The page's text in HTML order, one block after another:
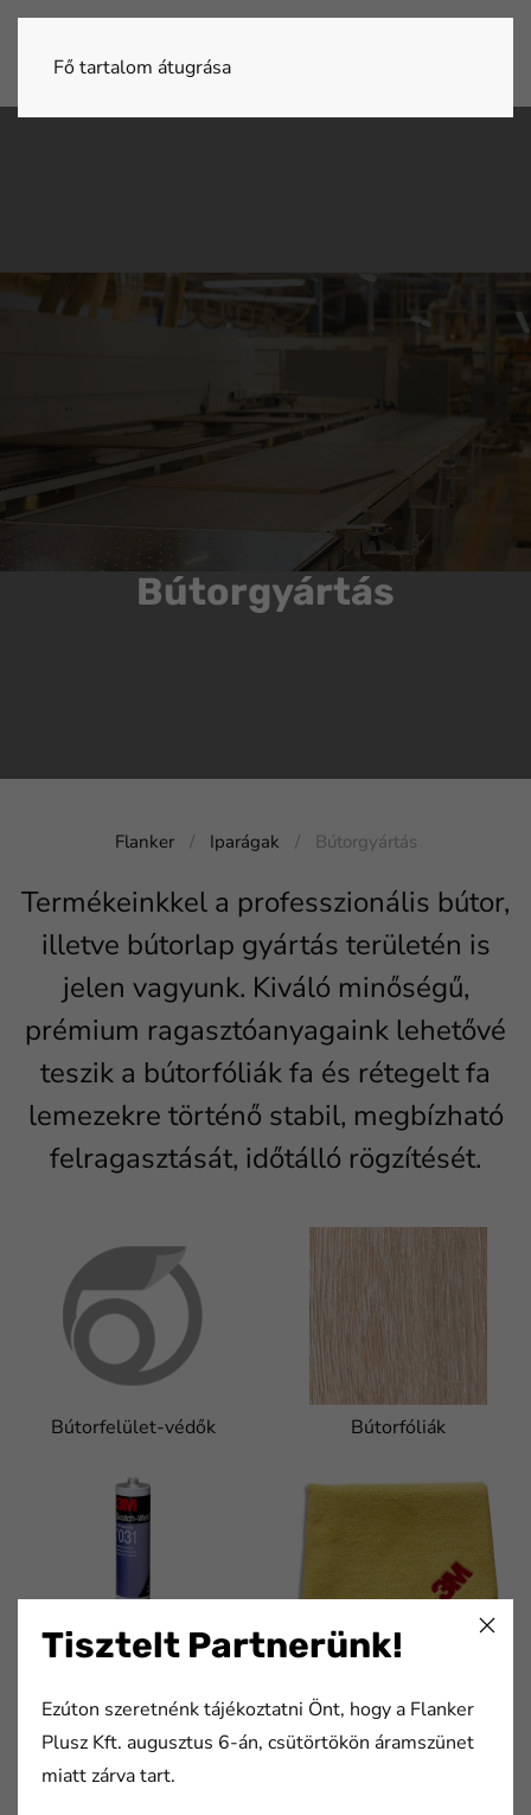
Fő tartalom átugrása
Bútorgyártás
Flanker Iparágak Bútorgyártás
Termékeinkkel a professzionális bútor,
illetve bútorlap gyártás területén is
jelen vagyunk. Kiváló minőségű,
prémium ragasztóanyagaink lehetővé
teszik a bútorfóliák fa és rétegelt fa
lemezekre történő stabil, megbízható
felragasztását, időtálló rögzítését.
Bútorfelület-védők Bútorfóliák
Tisztelt Partnerünk!
Ezúton szeretnénk tájékoztatni Önt, hogy a Flanker
Plusz Kft. augusztus 6-án, csütörtökön áramszünet
miatt zárva tart.